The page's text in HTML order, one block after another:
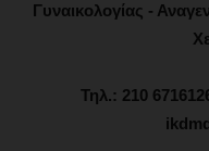
Γυναικολογίας -
Τηλ.: 210